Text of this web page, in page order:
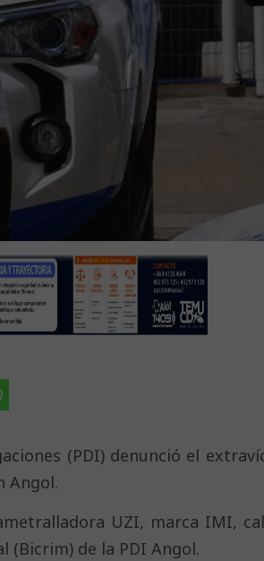
(PDI) denunció el
Angol.
UZI, marca IMI,
(Bicrim) de la PDI Angol.